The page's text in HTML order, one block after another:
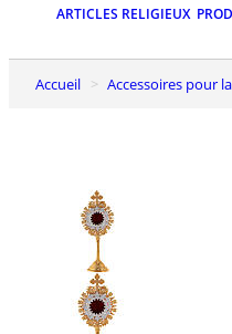
ARTICLES RELIGIEUX
Accueil Accessoires pour